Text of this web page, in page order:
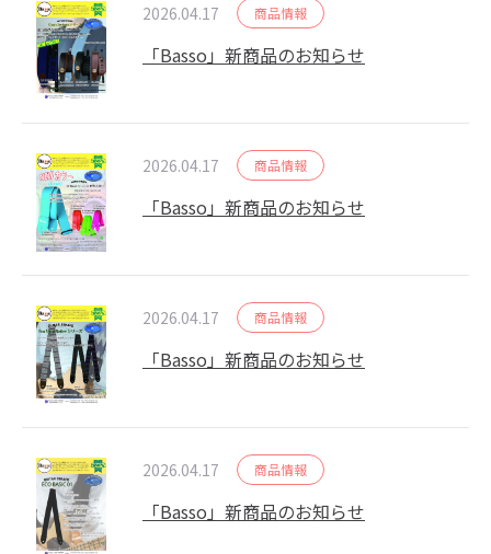
2026.04.17 商品情報
「Basso」新商品のお知らせ
2026.04.17 商品情報
「Basso」新商品のお知らせ
2026.04.17 商品情報
「Basso」新商品のお知らせ
2026.04.17 商品情報
「Basso」新商品のお知らせ